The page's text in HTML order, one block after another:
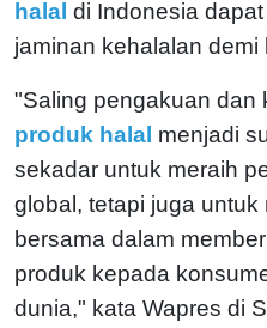
halal di Indonesia
jaminan kehalalan
"Saling pengakuan dan
produk halal menjadi
sekadar untuk meraih
global, tetapi juga
bersama dalam
produk kepada
dunia," kata Wapres di